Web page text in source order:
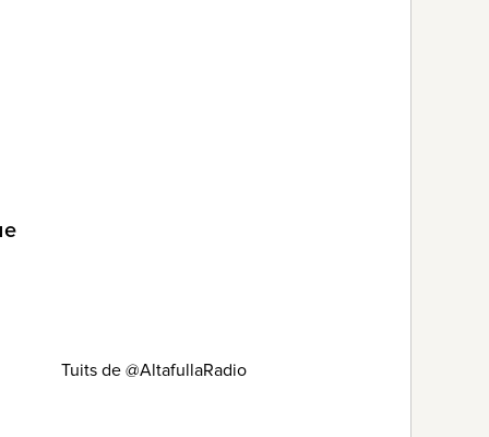
Tuits de @AltafullaRadio